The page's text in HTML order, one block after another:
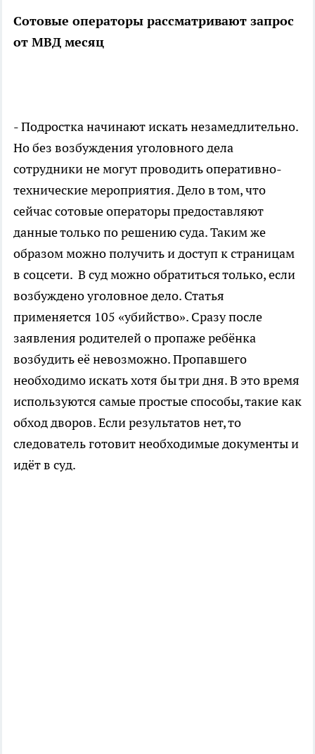
Сотовые операторы рассматривают запрос
от МВД месяц
- Подростка начинают искать незамедлительно.
Но без возбуждения уголовного дела
сотрудники не могут проводить оперативно-
технические мероприятия. Дело в том, что
сейчас сотовые операторы предоставляют
данные только по решению суда. Таким же
образом можно получить и доступ к страницам
в соцсети. В суд можно обратиться только, если
возбуждено уголовное дело. Статья
применяется 105 «убийство». Сразу после
заявления родителей о пропаже ребёнка
возбудить её невозможно. Пропавшего
необходимо искать хотя бы три дня. В это время
используются самые простые способы, такие как
обход дворов. Если результатов нет, то
следователь готовит необходимые документы и
идёт в суд.